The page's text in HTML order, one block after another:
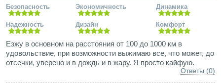
Безопасность Экономичность Динамика
Надежность Дизайн Комфорт
Езжу в основном на расстояния от 100 до 1000 км в
удовольствие, при возможности выжимаю все, что может, до
отсечки, уверено и в дождь и в жару. Я просто кайфую.
Ответы (0)